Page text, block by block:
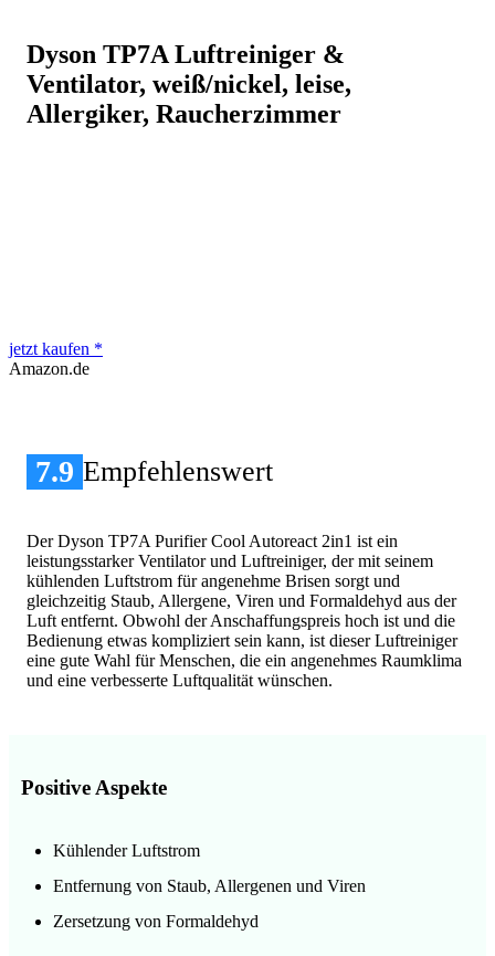
Dyson TP7A Luftreiniger &
Ventilator, weiß/nickel, leise,
Allergiker, Raucherzimmer
jetzt kaufen *
Amazon.de
7.9 Empfehlenswert
Der Dyson TP7A Purifier Cool Autoreact 2in1 ist ein
leistungsstarker Ventilator und Luftreiniger, der mit seinem
kühlenden Luftstrom für angenehme Brisen sorgt und
gleichzeitig Staub, Allergene, Viren und Formaldehyd aus der
Luft entfernt. Obwohl der Anschaffungspreis hoch ist und die
Bedienung etwas kompliziert sein kann, ist dieser Luftreiniger
eine gute Wahl für Menschen, die ein angenehmes Raumklima
und eine verbesserte Luftqualität wünschen.
Positive Aspekte
Kühlender Luftstrom
Entfernung von Staub, Allergenen und Viren
Zersetzung von Formaldehyd